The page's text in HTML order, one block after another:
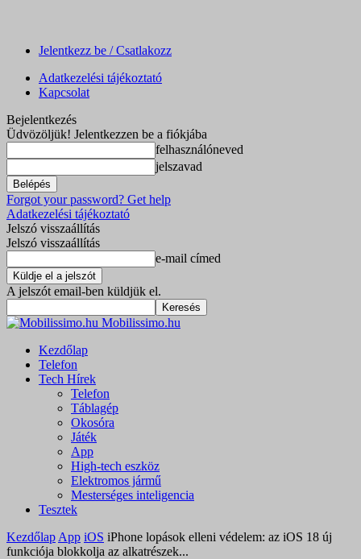
Jelentkezz be / Csatlakozz
Adatkezelési tájékoztató
Kapcsolat
Bejelentkezés
Üdvözöljük! Jelentkezzen be a fiókjába
felhasználóneved
jelszavad
Forgot your password? Get help
Adatkezelési tájékoztató
Jelszó visszaállítás
Jelszó visszaállítás
e-mail címed
A jelszót email-ben küldjük el.
Mobilissimo.hu
Kezdőlap
Telefon
Tech Hírek
Telefon
Táblagép
Okosóra
Játék
App
High-tech eszköz
Elektromos jármű
Mesterséges inteligencia
Tesztek
Kezdőlap App iOS iPhone lopások elleni védelem: az iOS 18 új
funkciója blokkolja az alkatrészek...